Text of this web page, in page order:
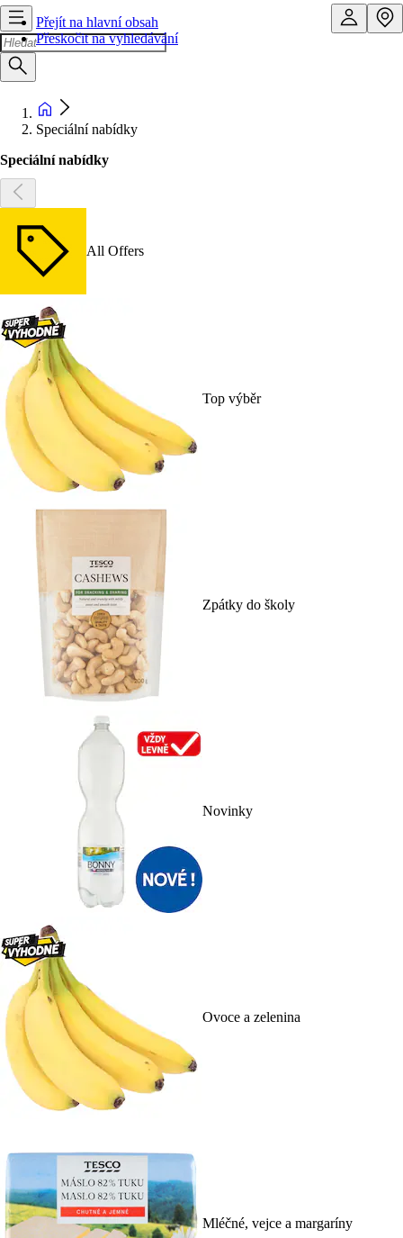
Přejít na hlavní obsah
Přeskočit na vyhledávání
Speciální nabídky
Speciální nabídky
All Offers
Top výběr
Zpátky do školy
Novinky
Ovoce a zelenina
Mléčné, vejce a margaríny